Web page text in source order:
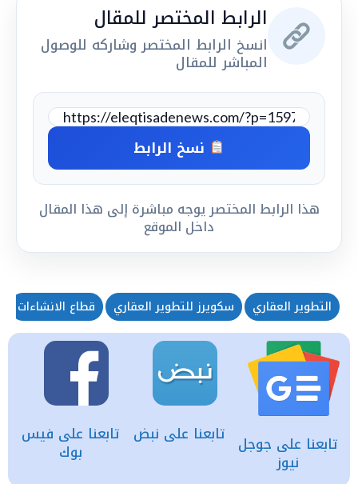
الرابط المختصر للمقال
انسخ الرابط المختصر وشاركه للوصول
المباشر للمقال
نسخ الرابط
هذا الرابط المختصر يوجه مباشرة إلى هذا المقال
داخل الموقع
التطوير العقاري سكويرز للتطوير العقاري قطاع الانشاءات
تابعنا على فيس
بوك
تابعنا على نبض تابعنا على جوجل
نيوز